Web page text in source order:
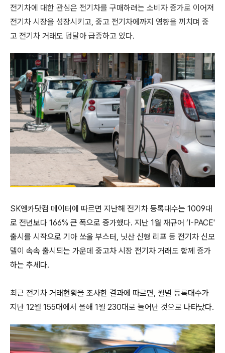
전기차에 대한 관심은 전기차를 구매하려는 소비자 증가로 이어져
전기차 시장을 성장시키고, 중고 전기차에까지 영향을 끼치며 중
고 전기차 거래도 덩달아 급증하고 있다.
SK엔카닷컴 데이터에 따르면 지난해 전기차 등록대수는 1009대
로 전년보다 166% 큰 폭으로 증가했다. 지난 1월 재규어 ‘I-PACE'
출시를 시작으로 기아 쏘울 부스터, 닛산 신형 리프 등 전기차 신모
델이 속속 출시되는 가운데 중고차 시장 전기차 거래도 함께 증가
하는 추세다.
최근 전기차 거래현황을 조사한 결과에 따르면, 월별 등록대수가
지난 12월 155대에서 올해 1월 230대로 늘어난 것으로 나타났다.